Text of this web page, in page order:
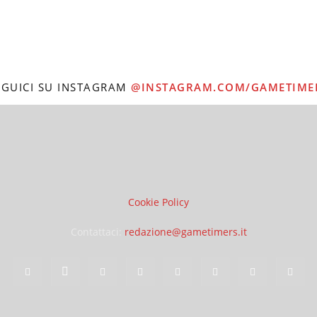
SU INSTAGRAM @INSTAGRAM.COM/
Cookie Policy
redazione@gametimers.it